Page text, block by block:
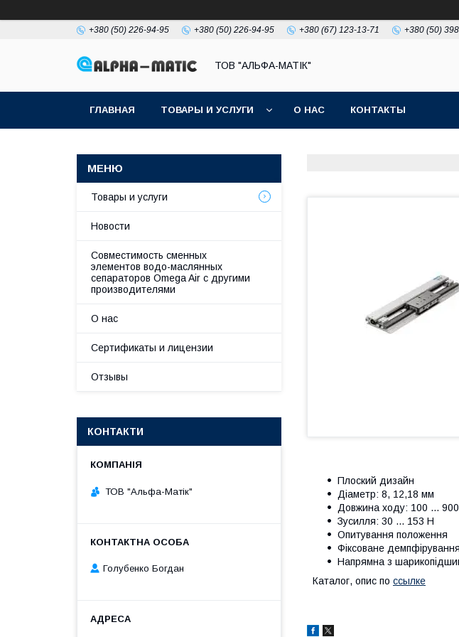
+380 (50) 226-94-95 +380 (50) 226-94-95 +380 (67) 123-13-71 +380 (50)
ТОВ "АЛЬФА-МАТІК"
ГЛАВНАЯ ТОВАРЫ И УСЛУГИ О НАС КОНТАКТЫ
Плоский дизайн
Діаметр: 8, 12,18 мм
Довжина ходу: 100 ...
Зусилля: 30 ... 153 Н
Опитування положення
Фіксоване демпфірування
Напрямна з
Каталог, опис по ссылке
Товары и услуги
Новости
Совместимость сменных
элементов водо-маслянных
сепараторов Omega Air с другими
производителями
О нас
Сертификаты и лицензии
Отзывы
КОНТАКТИ
ТОВ "Альфа-Матік"
Голубенко Богдан